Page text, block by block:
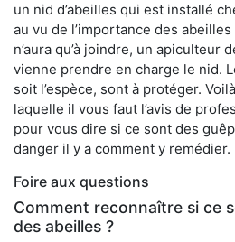
un nid d’abeilles qui est installé
au vu de l’importance des
n’aura qu’à joindre, un apiculteur
vienne prendre en charge le nid.
soit l’espèce, sont à protéger.
laquelle il vous faut l’avis de
pour vous dire si ce sont des
danger il y a comment y remédier.
Foire aux questions
Comment reconnaître si ce
des abeilles ?